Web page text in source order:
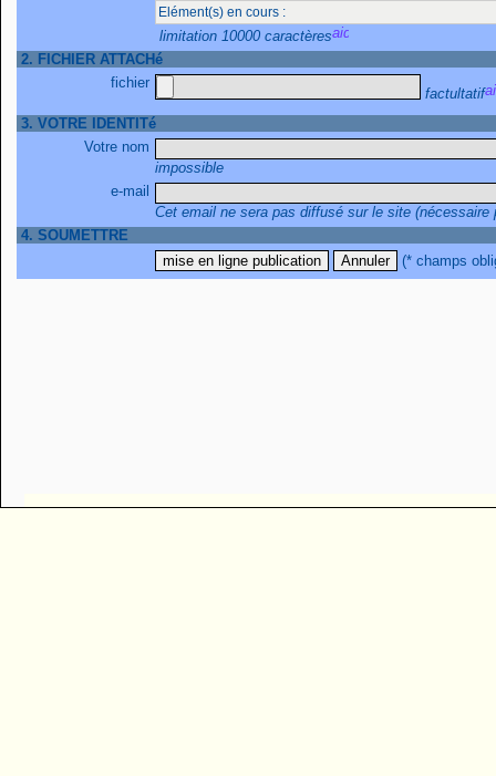
Elément(s) en cours :
limitation 10000 caractères
2. FICHIER ATTACHé
fichier
factultatif
3. VOTRE IDENTITé
Votre nom
impossible
e-mail
Cet email ne sera pas diffusé sur le site
4. SOUMETTRE
(* champs